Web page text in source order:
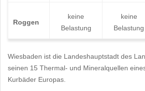
Roggen
keine
Belastung
keine
Belastung
Wiesbaden ist die Landeshauptstadt des
seinen 15 Thermal- und Mineralquellen
Kurbäder Europas.